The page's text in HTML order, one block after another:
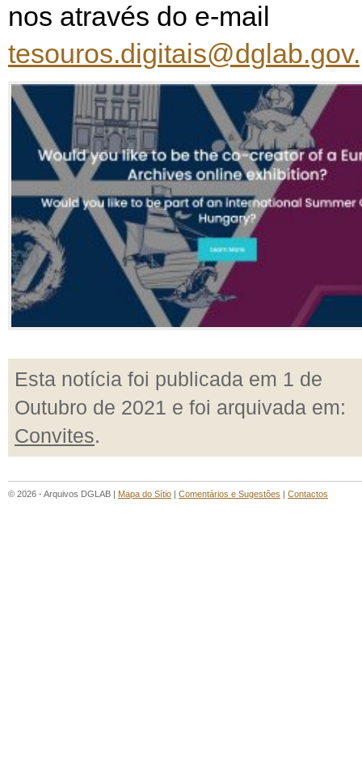
nos através do e-mail
Esta notícia foi publicada em 1 de
Outubro de 2021 e foi arquivada em:
Convites.
© 2026 - Arquivos DGLAB | Mapa do Sítio | Comentários e Sugestões | Contactos